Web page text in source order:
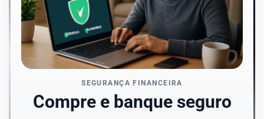
SEGURANÇA FINANCEIRA
Compre e banque seguro